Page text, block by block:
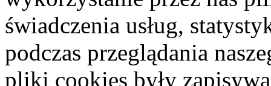
świadczenia usług,
podczas przeglądania
pliki cookies były